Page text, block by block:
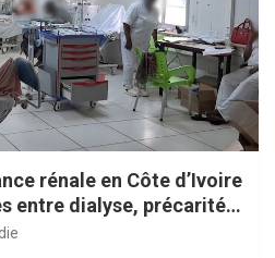
rénale en Côte d’Ivoire
entre dialyse, précarité